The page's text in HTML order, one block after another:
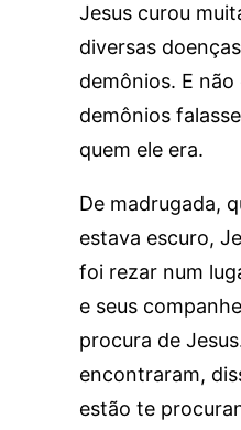
Jesus curou
diversas
demônios. E
demônios
quem ele era.
De madrugada,
estava escuro,
foi rezar num
e seus
procura de
encontraram,
estão te